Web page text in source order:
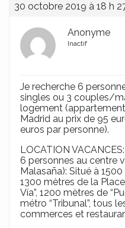
30 octobre 2019 à 18 h
Anonyme
Inactif
Je recherche 6
singles ou 3 couples/
logement
Madrid au prix de 95
euros par personne).
LOCATION
6 personnes au centre
Malasaña): Situé à
1300 mètres de la
Vía”, 1200 mètres de
métro “Tribunal”, tous
commerces et